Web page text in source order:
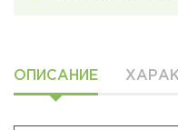
ОПИСАНИЕ